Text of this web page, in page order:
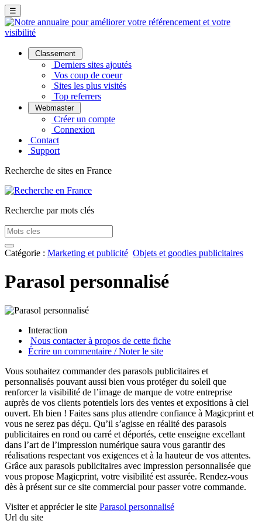
☰
Classement
Derniers sites ajoutés
Vos coup de coeur
Sites les plus visités
Top referrers
Webmaster
Créer un compte
Connexion
Contact
Support
Recherche de sites en France
Recherche par mots clés
Catégorie : Marketing et publicité Objets et goodies publicitaires
Parasol personnalisé
Interaction
Nous contacter à propos de cette fiche
Écrire un commentaire / Noter le site
Vous souhaitez commander des parasols publicitaires et
personnalisés pouvant aussi bien vous protéger du soleil que
renforcer la visibilité de l’image de marque de votre entreprise
auprès de vos clients potentiels lors des ventes et expositions à ciel
ouvert. Eh bien ! Faites sans plus attendre confiance à Magicprint et
vous ne serez pas déçu. Qu’il s’agisse en réalité des parasols
publicitaires en rond ou carré et déportés, cette enseigne excellant
dans l’art de l’impression numérique saura vous garantir des
réalisations respectant vos exigences et à la hauteur de vos attentes.
Grâce aux parasols publicitaires avec impression personnalisée que
vous propose Magicprint, votre visibilité est assurée. Rendez-vous
dès à présent sur ce site commercial pour passer votre commande.
Visiter et apprécier le site Parasol personnalisé
Url du site